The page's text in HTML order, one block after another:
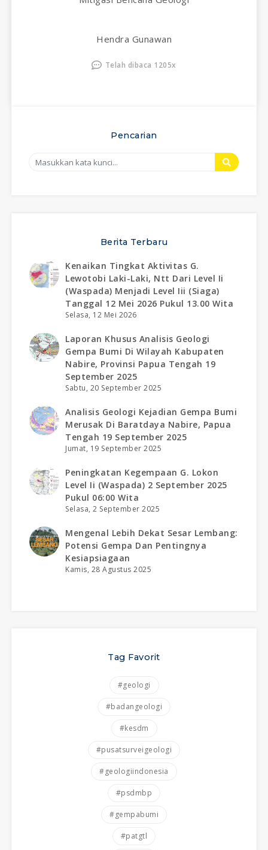
Hendra Gunawan
Telah dibaca 1205x
Pencarian
Berita Terbaru
Kenaikan Tingkat Aktivitas G.
Lewotobi Laki-Laki, Ntt Dari Level Ii
(waspada) Menjadi Level Iii (siaga)
Tanggal 12 Mei 2026 Pukul 13.00 Wita
Selasa, 12 Mei 2026
Laporan Khusus Analisis Geologi
Gempa Bumi Di Wilayah Kabupaten
Nabire, Provinsi Papua Tengah 19
September 2025
Sabtu, 20 September 2025
Analisis Geologi Kejadian Gempa Bumi
Merusak Di Baratdaya Nabire, Papua
Tengah 19 September 2025
Jumat, 19 September 2025
Peningkatan Kegempaan G. Lokon
Level Ii (waspada) 2 September 2025
Pukul 06:00 Wita
Selasa, 2 September 2025
Mengenal Lebih Dekat Sesar Lembang:
Potensi Gempa Dan Pentingnya
Kesiapsiagaan
Kamis, 28 Agustus 2025
Tag Favorit
#geologi
#badangeologi
#kesdm
#pusatsurveigeologi
#geologiindonesia
#psdmbp
#gempabumi
#patgtl